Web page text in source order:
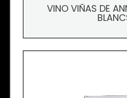
VINO VIÑAS DE